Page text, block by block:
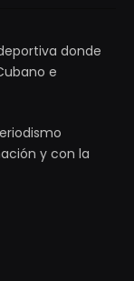
donde
e
y con la